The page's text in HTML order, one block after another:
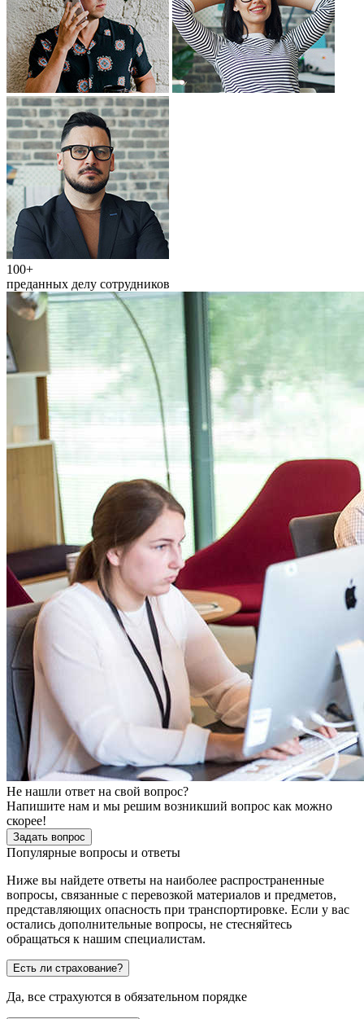
100+
преданных делу сотрудников
Не нашли ответ на свой вопрос?
Напишите нам и мы решим возникший вопрос как можно
скорее!
Задать вопрос
Популярные вопросы и ответы
Ниже вы найдете ответы на наиболее распространенные
вопросы, связанные с перевозкой материалов и предметов,
представляющих опасность при транспортировке. Если у вас
остались дополнительные вопросы, не стесняйтесь
обращаться к нашим специалистам.
Есть ли страхование?
Да, все страхуются в обязательном порядке